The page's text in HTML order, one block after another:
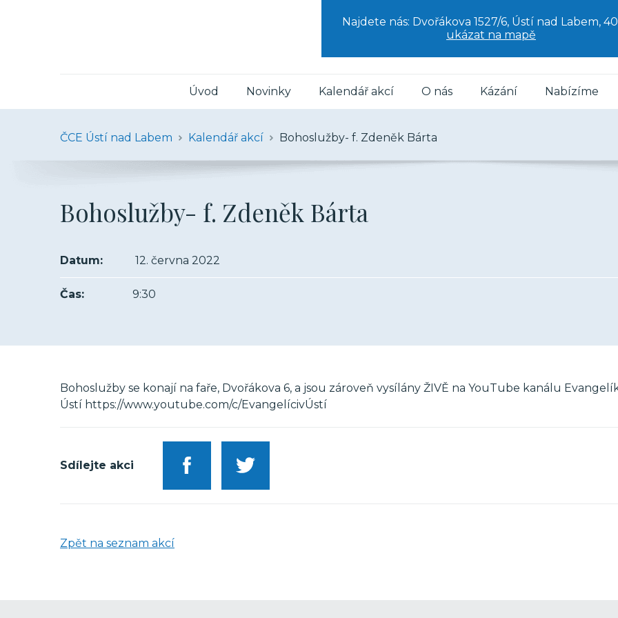
Najdete nás: Dvořákova 1527/6, Ústí nad Labem,
ukázat na mapě
Úvod Novinky Kalendář akcí O nás Kázání Nabízíme
ČCE Ústí nad Labem Kalendář akcí Bohoslužby- f. Zdeněk Bárta
Bohoslužby- f. Zdeněk Bárta
Datum: 12. června 2022
Čas: 9:30
Bohoslužby se konají na faře, Dvořákova 6, a jsou zároveň vysílány ŽIVĚ na YouTube kanálu
Ústí https://www.youtube.com/c/EvangelícivÚstí
Sdílejte akci
Zpět na seznam akcí